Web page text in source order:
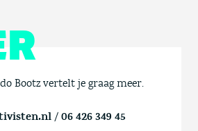
Bootz vertelt je graag meer.
/ 06 426 349 45